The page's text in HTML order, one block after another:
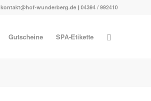
kontakt@hof-wunderberg.de | 04394 / 992410
Gutscheine SPA-Etikette